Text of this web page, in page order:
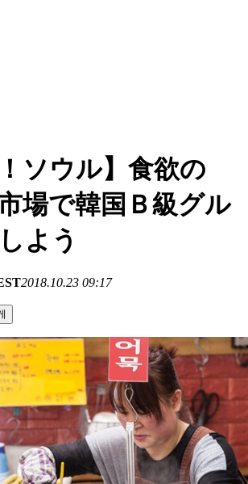
ソウル】食欲の
場で韓国Ｂ級グル
よう
2018.10.23 09:17